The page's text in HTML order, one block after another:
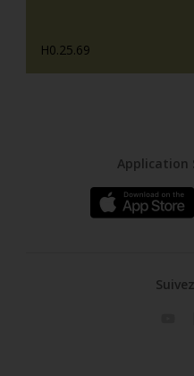
H0.25.69
Application